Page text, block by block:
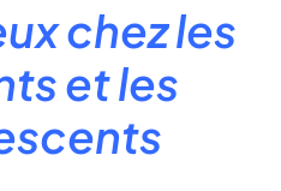
chez les
et les